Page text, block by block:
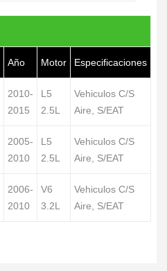
Año Motor Especificaciones
2010-
2015
L5
2.5L
Vehiculos C/S
Aire, S/EAT
2005-
2010
L5
2.5L
Vehiculos C/S
Aire, S/EAT
2006-
2010
V6
3.2L
Vehiculos C/S
Aire, S/EAT